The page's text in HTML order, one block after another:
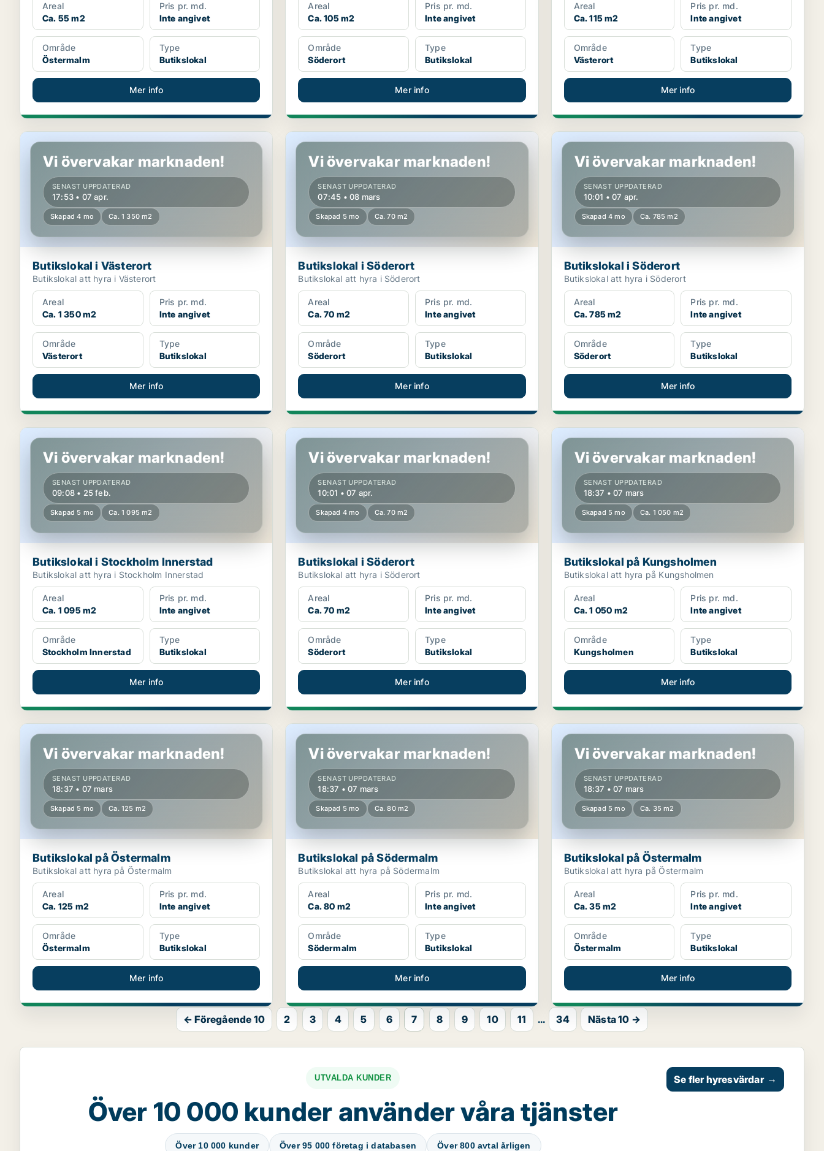
Areal
Ca. 55 m2
Pris pr. md.
Inte angivet
Område
Östermalm
Type
Butikslokal
Mer info
Areal
Ca. 105 m2
Pris pr. md.
Inte angivet
Område
Söderort
Type
Butikslokal
Mer info
Areal
Ca. 115 m2
Pris pr. md.
Inte angivet
Område
Västerort
Type
Butikslokal
Mer info
Butikslokal i Västerort
Vi övervakar marknaden!
SENAST UPPDATERAD
17:53 • 07 apr.
Skapad 4 mo Ca. 1 350 m2
Butikslokal i Västerort
Butikslokal att hyra i Västerort
Areal
Ca. 1 350 m2
Pris pr. md.
Inte angivet
Område
Västerort
Type
Butikslokal
Mer info
Butikslokal i Söderort
Vi övervakar marknaden!
SENAST UPPDATERAD
07:45 • 08 mars
Skapad 5 mo Ca. 70 m2
Butikslokal i Söderort
Butikslokal att hyra i Söderort
Areal
Ca. 70 m2
Pris pr. md.
Inte angivet
Område
Söderort
Type
Butikslokal
Mer info
Butikslokal i Söderort
Vi övervakar marknaden!
SENAST UPPDATERAD
10:01 • 07 apr.
Skapad 4 mo Ca. 785 m2
Butikslokal i Söderort
Butikslokal att hyra i Söderort
Areal
Ca. 785 m2
Pris pr. md.
Inte angivet
Område
Söderort
Type
Butikslokal
Mer info
Butikslokal i Stockholm Innerstad
Vi övervakar marknaden!
SENAST UPPDATERAD
09:08 • 25 feb.
Skapad 5 mo Ca. 1 095 m2
Butikslokal i Stockholm Innerstad
Butikslokal att hyra i Stockholm Innerstad
Areal
Ca. 1 095 m2
Pris pr. md.
Inte angivet
Område
Stockholm Innerstad
Type
Butikslokal
Mer info
Butikslokal i Söderort
Vi övervakar marknaden!
SENAST UPPDATERAD
10:01 • 07 apr.
Skapad 4 mo Ca. 70 m2
Butikslokal i Söderort
Butikslokal att hyra i Söderort
Areal
Ca. 70 m2
Pris pr. md.
Inte angivet
Område
Söderort
Type
Butikslokal
Mer info
Butikslokal på Kungsholmen
Vi övervakar marknaden!
SENAST UPPDATERAD
18:37 • 07 mars
Skapad 5 mo Ca. 1 050 m2
Butikslokal på Kungsholmen
Butikslokal att hyra på Kungsholmen
Areal
Ca. 1 050 m2
Pris pr. md.
Inte angivet
Område
Kungsholmen
Type
Butikslokal
Mer info
Butikslokal på Östermalm
Vi övervakar marknaden!
SENAST UPPDATERAD
18:37 • 07 mars
Skapad 5 mo Ca. 125 m2
Butikslokal på Östermalm
Butikslokal att hyra på Östermalm
Areal
Ca. 125 m2
Pris pr. md.
Inte angivet
Område
Östermalm
Type
Butikslokal
Mer info
Butikslokal på Södermalm
Vi övervakar marknaden!
SENAST UPPDATERAD
18:37 • 07 mars
Skapad 5 mo Ca. 80 m2
Butikslokal på Södermalm
Butikslokal att hyra på Södermalm
Areal
Ca. 80 m2
Pris pr. md.
Inte angivet
Område
Södermalm
Type
Butikslokal
Mer info
Butikslokal på Östermalm
Vi övervakar marknaden!
SENAST UPPDATERAD
18:37 • 07 mars
Skapad 5 mo Ca. 35 m2
Butikslokal på Östermalm
Butikslokal att hyra på Östermalm
Areal
Ca. 35 m2
Pris pr. md.
Inte angivet
Område
Östermalm
Type
Butikslokal
Mer info
← Föregående 10 2 3 4 5 6 7 8 9 10 11 ... 34 Nästa 10 →
UTVALDA KUNDER
Över 10 000 kunder använder våra tjänster
Över 10 000 kunder Över 95 000 företag i databasen Över 800 avtal årligen
Se fler hyresvärdar →